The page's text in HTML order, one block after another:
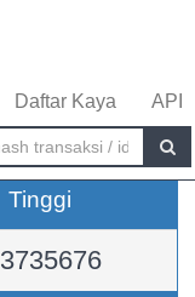
Daftar Kaya API
Tinggi
3735676